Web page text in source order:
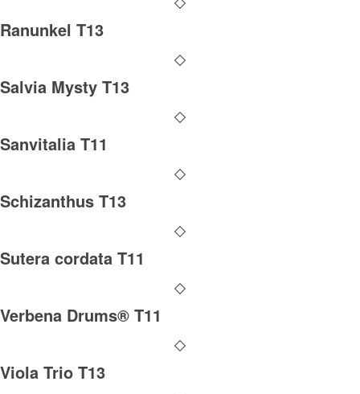
Ranunkel T13
Salvia Mysty T13
Sanvitalia T11
Schizanthus T13
Sutera cordata T11
Verbena Drums® T11
Viola Trio T13